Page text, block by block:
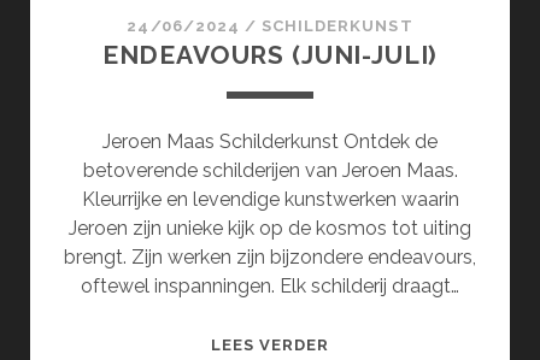
24/06/2024 / SCHILDERKUNST
ENDEAVOURS (JUNI-JULI)
Jeroen Maas Schilderkunst Ontdek de
betoverende schilderijen van Jeroen Maas.
Kleurrijke en levendige kunstwerken waarin
Jeroen zijn unieke kijk op de kosmos tot uiting
brengt. Zijn werken zijn bijzondere endeavours,
oftewel inspanningen. Elk schilderij draagt…
LEES VERDER